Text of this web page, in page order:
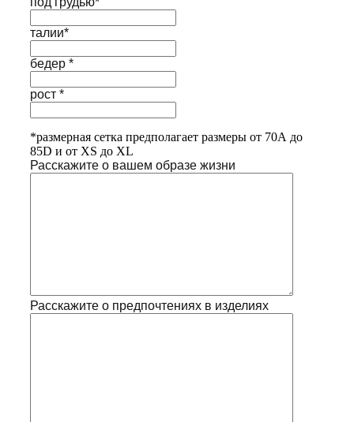
талии*
бедер *
рост *
*размерная сетка предполагает размеры от 70А до
85D и от XS до XL
Расскажите о вашем образе жизни
Расскажите о предпочтениях в изделиях